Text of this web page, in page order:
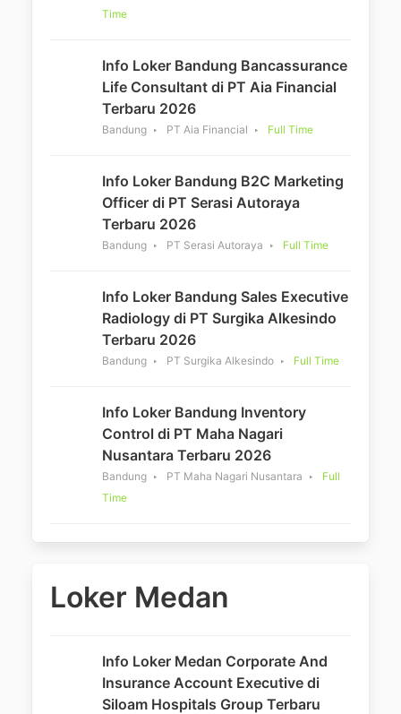
Time
Info Loker Bandung Bancassurance
Life Consultant di PT Aia Financial
Terbaru 2026
Bandung PT Aia Financial Full Time
Info Loker Bandung B2C Marketing
Officer di PT Serasi Autoraya
Terbaru 2026
Bandung PT Serasi Autoraya Full Time
Info Loker Bandung Sales Executive
Radiology di PT Surgika Alkesindo
Terbaru 2026
Bandung PT Surgika Alkesindo Full Time
Info Loker Bandung Inventory
Control di PT Maha Nagari
Nusantara Terbaru 2026
Bandung PT Maha Nagari Nusantara
Full
Time
Loker Medan
Info Loker Medan Corporate And
Insurance Account Executive di
Siloam Hospitals Group Terbaru